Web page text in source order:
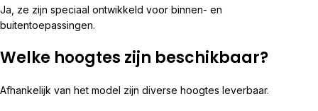
Ja, ze zijn speciaal ontwikkeld voor binnen- en
buitentoepassingen.
Welke hoogtes zijn beschikbaar?
Afhankelijk van het model zijn diverse hoogtes leverbaar.